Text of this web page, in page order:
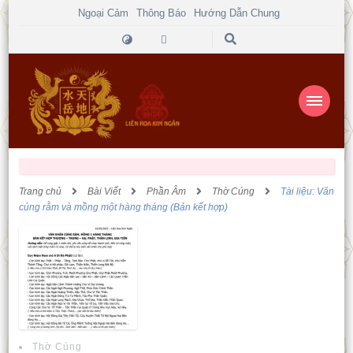
Ngoại Cảm Thông Báo Hướng Dẫn Chung
Trang chủ Bài Viết Phần Âm Thờ Cúng
Tài liệu: Văn
cúng rằm và mồng một hàng tháng (Bản kết hợp)
Thờ Cúng